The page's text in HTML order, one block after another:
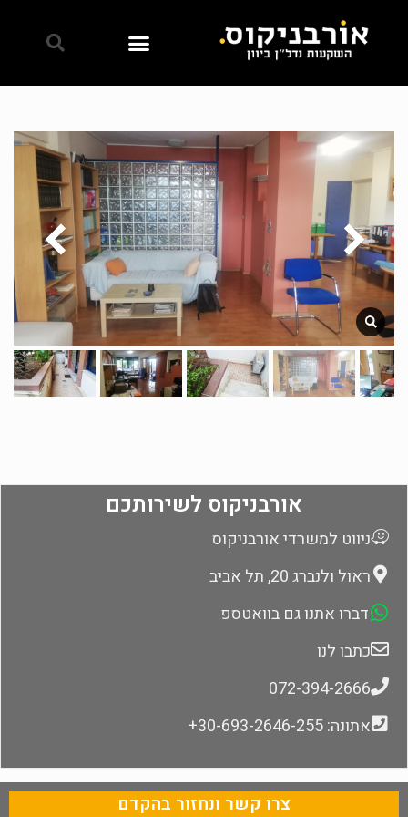
אורבניקוס לשירותכם
ניווט למשרדי אורבניקוס
ראול ולנברג 20, תל אביב
דברו אתנו גם בוואטספ
כתבו לנו
072-394-2666
אתונה: 30-693-2646-255+
צרו קשר ונחזור בהקדם